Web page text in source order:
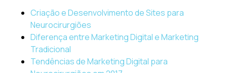
Criação e Desenvolvimento de Sites para
Neurocirurgiões
Diferença entre Marketing Digital e Marketing
Tradicional
Tendências de Marketing Digital para